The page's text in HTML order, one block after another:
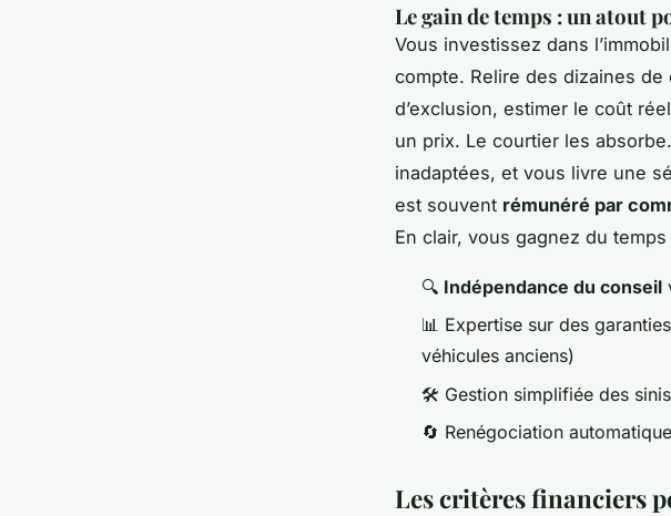
Le gain de temps : un atout
Vous investissez dans
compte. Relire des dizaines
d’exclusion, estimer le coût
un prix. Le courtier les
inadaptées, et vous livre une
est souvent rémunéré par
En clair, vous gagnez du
🔍 Indépendance du conseil
📊 Expertise sur des
véhicules anciens)
🛠️ Gestion simplifiée des
🔄 Renégociation
Les critères financiers